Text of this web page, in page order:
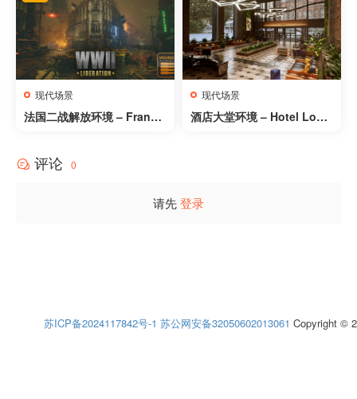
现代场景
法国二战解放环境 – France
现代场景
酒店大堂环境 – Hotel Lobb
评论 0
请先登录
苏ICP备2024117842号-1 苏公网安备32050602013061 Copyright ©